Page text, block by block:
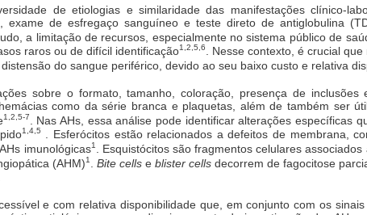
de etiologias e similaridade das manifestações clínico-
exame de esfregaço sanguíneo e teste direto de antiglobulina
a limitação de recursos, especialmente no sistema público de
raros ou de difícil identificação1,2,5,6
. Nesse contexto, é crucial
do sangue periférico, devido ao seu baixo custo e relativa
sobre o formato, tamanho, coloração, presença de inclusões
como da série branca e plaquetas, além de também ser
1,2,5-7
. Nas AHs, essa análise pode identificar alterações específicas
1,4,5
. Esferócitos estão relacionados a defeitos de membrana,
imunológicas1
. Esquistócitos são fragmentos celulares
(AHM)1 Bite cells e blister cells decorrem de fagocitose
e com relativa disponibilidade que, em conjunto com os